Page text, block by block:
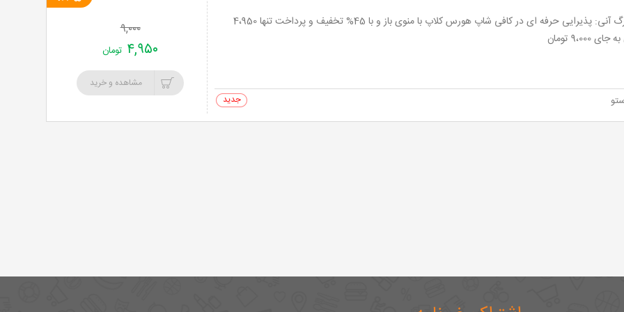
نت برگ آنی: پذیرایی حرفه ای در کافی شاپ هورس کلاپ با منوی باز و با 45% تخفیف و پرداخت تنها 4،950
9،000 تومان
0 خرید
۹,۰۰۰
۴,۹۵۰ تومان
مشاهده و خرید